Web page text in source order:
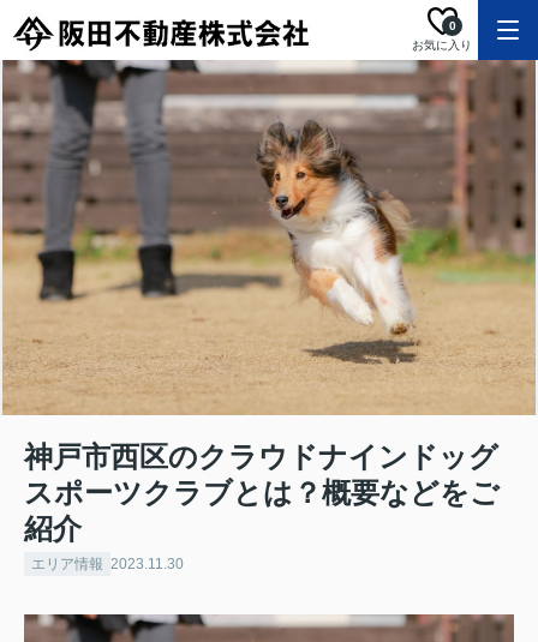
お気に入り
0
神戸市西区のクラウドナインドッグ
スポーツクラブとは？概要などをご
紹介
エリア情報 2023.11.30